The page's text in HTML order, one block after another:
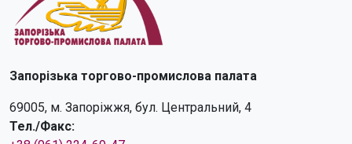
Запорізька торгово-промислова палата
69005, м. Запоріжжя, бул. Центральний, 4
Тел./Факс: